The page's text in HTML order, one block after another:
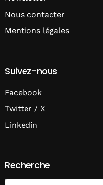
Nous contacter
Mentions légales
Suivez-nous
Facebook
Twitter / X
Linkedin
Recherche
Search